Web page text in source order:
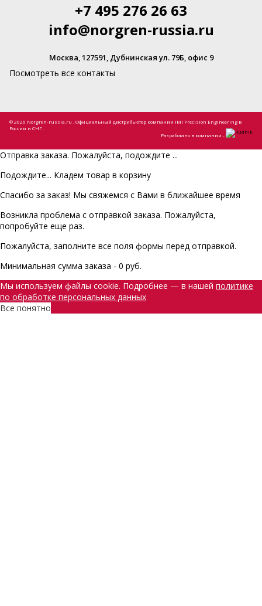
+7 495 276 26 63
info@norgren-russia.ru
Москва, 127591, Дубнинская ул. 79Б, офис 9
Посмотреть все контакты
© 2026 Norgren-russia.ru . Официальный дистрибьютор компании IMI Precision Engineering в
России и СНГ.
Разработано в компании -
Отправка заказа. Пожалуйста, подождите ...
Подождите... Кладем товар в корзину
Спасибо за заказ! Мы свяжемся с Вами в ближайшее время
Возникла проблема с отправкой заказа. Пожалуйста,
попробуйте еще раз.
Пожалуйста, заполните все поля формы перед отправкой.
Минимальная сумма заказа - 0 руб.
Мы используем файлы cookie. Подробнее — в нашей политике
по обработке персональных данных
Все понятно